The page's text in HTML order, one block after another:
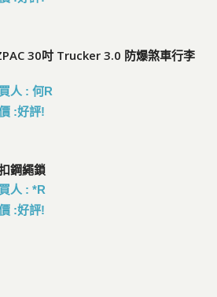
30吋 Trucker 3.0 防爆煞車行李
人 : 何R
:好評!
鋼繩鎖
人 : *R
:好評!